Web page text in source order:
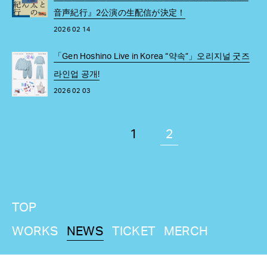
音声紀行』2公演の生配信が決定！
2026 02 14
「Gen Hoshino Live in Korea “약속”」오리지널 굿즈
라인업 공개!
2026 02 03
1 2
TOP
WORKS
NEWS TICKET MERCH